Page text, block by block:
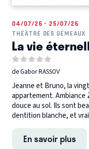
04/07/26 - 25/07/26
THÉÂTRE DES GÉMEAUX
La vie
de Gabor RASSOV
Jeanne et Bruno, la
appartement. Ambiance
douce au sol. Ils sont
dentition blanche, et
En savoir plus